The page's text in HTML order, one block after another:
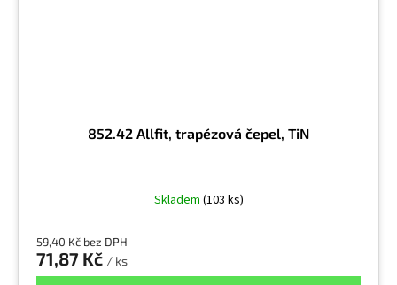
852.42 Allfit, trapézová čepel, TiN
Skladem (103 ks)
59,40 Kč bez DPH
71,87 Kč / ks